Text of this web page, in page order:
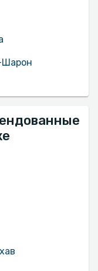
Шарон